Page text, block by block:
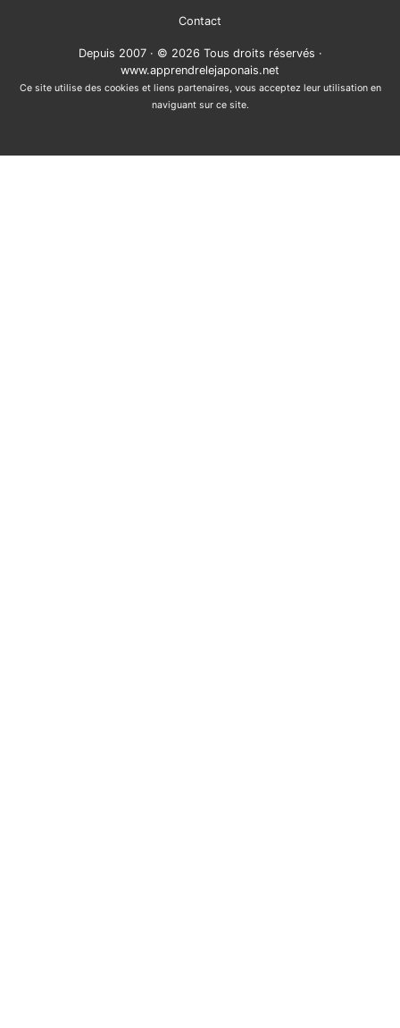
Contact
Depuis 2007 · © 2026 Tous droits réservés ·
www.apprendrelejaponais.net
Ce site utilise des cookies et liens partenaires, vous acceptez leur utilisation en
naviguant sur ce site.